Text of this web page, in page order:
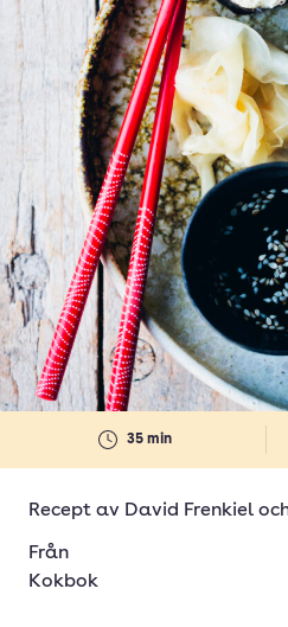
35 min
Recept av David Frenkiel
Från
Kokbok